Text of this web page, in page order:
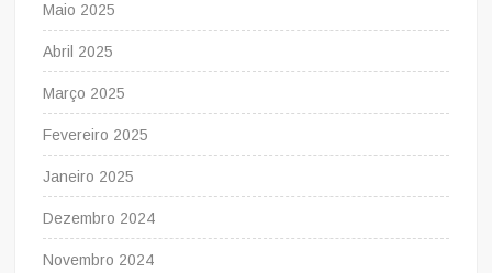
Maio 2025
Abril 2025
Março 2025
Fevereiro 2025
Janeiro 2025
Dezembro 2024
Novembro 2024